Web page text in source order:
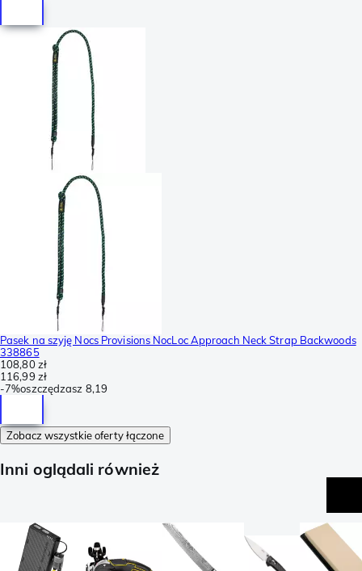
Pasek na szyję Nocs Provisions NocLoc Approach Neck Strap Backwoods
338865
108,80 zł
116,99 zł
-7%oszczędzasz 8,19
Zobacz wszystkie oferty łączone
Inni oglądali również